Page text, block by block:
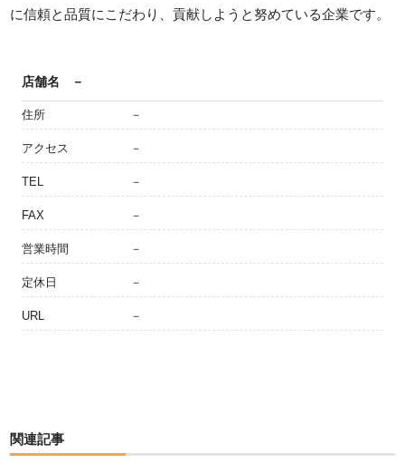
に信頼と品質にこだわり、貢献しようと努めている企業です。
店舗名 －
住所 －
アクセス －
TEL －
FAX －
営業時間 －
定休日 －
URL －
関連記事